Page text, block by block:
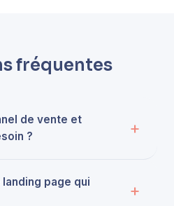
fréquentes
de vente et
?
page qui